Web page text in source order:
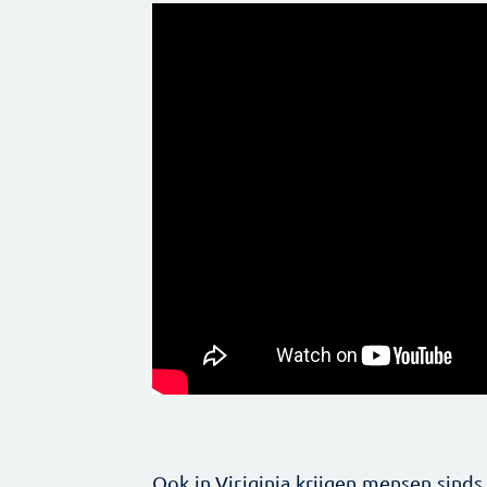
Ook in Viriginia krijgen mensen